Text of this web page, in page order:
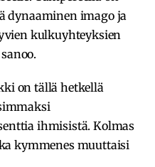
dynaaminen imago ja
kulkuyhteyksien
on tällä hetkellä
ihmisistä. Kolmas
kymmenes muuttaisi